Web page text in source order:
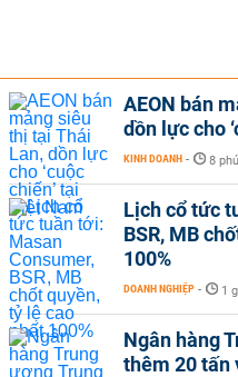
AEON bán
dồn lực cho
KINH DOANH - 8
Lịch cổ tức
BSR, MB
100%
DOANH NGHIỆP - 1
Ngân hàng
thêm 20 tấn